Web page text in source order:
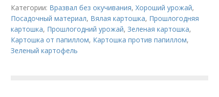
Категории: Вразвал без окучивания,Хороший урожай,
Посадочный материал, Вялая картошка, Прошлогодняя
картошка, Прошлогодний урожай,Зеленая картошка,
Картошка от папиллом, Картошка против папиллом,
Зеленый картофель